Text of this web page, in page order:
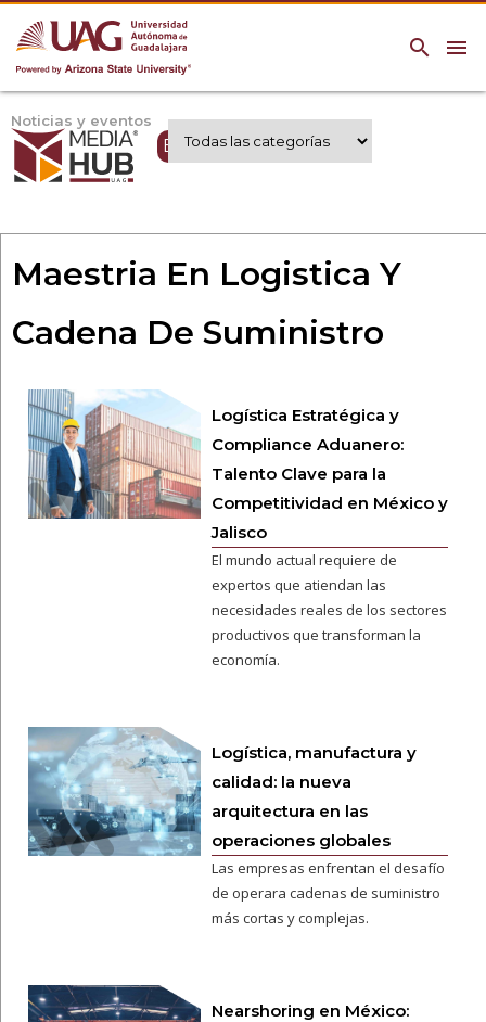
menu
search
Noticias y eventos
Expertos UAG
Maestria En Logistica Y
Cadena De Suministro
Logística Estratégica y
Compliance Aduanero:
Talento Clave para la
Competitividad en México y
Jalisco
El mundo actual requiere de
expertos que atiendan las
necesidades reales de los sectores
productivos que transforman la
economía.
Logística, manufactura y
calidad: la nueva
arquitectura en las
operaciones globales
Las empresas enfrentan el desafío
de operara cadenas de suministro
más cortas y complejas.
Nearshoring en México: